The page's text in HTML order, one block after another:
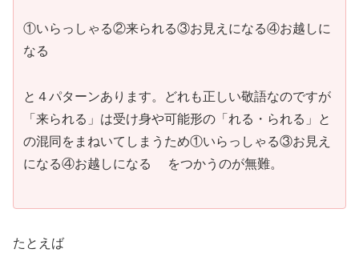
①いらっしゃる②来られる③お見えになる④お越しに
なる
と４パターンあります。どれも正しい敬語なのですが
「来られる」は受け身や可能形の「れる・られる」と
の混同をまねいてしまうため①いらっしゃる③お見え
になる④お越しになる をつかうのが無難。
たとえば